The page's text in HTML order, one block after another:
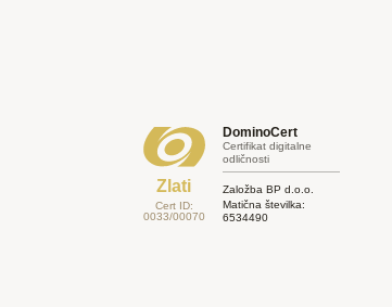
Zlati
Cert ID:
0033/00070
DominoCert
Certifikat digitalne
odličnosti
Založba BP d.o.o.
Matična številka:
6534490